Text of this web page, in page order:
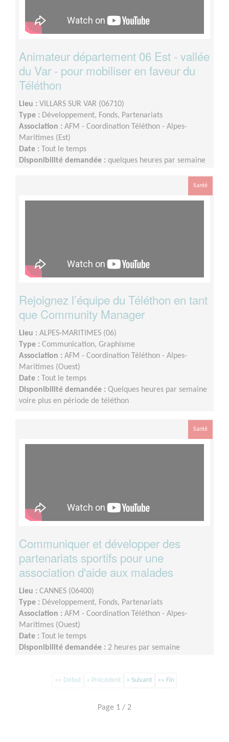
Animateur département 06 Est - vallée
du Var - pour mobiliser en faveur du
Téléthon
Lieu : VILLARS SUR VAR (06710)
Type : Développement, Fonds, Partenariats
Association : AFM - Coordination Téléthon - Alpes-
Maritimes (Est)
Date :
Tout le temps
Disponibilité demandée : quelques heures par semaine
Santé
Rejoignez l’équipe du Téléthon en tant
que Community Manager
Lieu : ALPES-MARITIMES (06)
Type : Communication, Graphisme
Association : AFM - Coordination Téléthon - Alpes-
Maritimes (Ouest)
Date :
Tout le temps
Disponibilité demandée : Quelques heures par semaine
voire plus en période de téléthon
Santé
Communiquer et développer des
partenariats sportifs pour une
association d'aide aux malades
Lieu : CANNES (06400)
Type : Développement, Fonds, Partenariats
Association : AFM - Coordination Téléthon - Alpes-
Maritimes (Ouest)
Date :
Tout le temps
Disponibilité demandée : 2 heures par semaine
«« Début « Précédent » Suivant »» Fin
Page 1 / 2